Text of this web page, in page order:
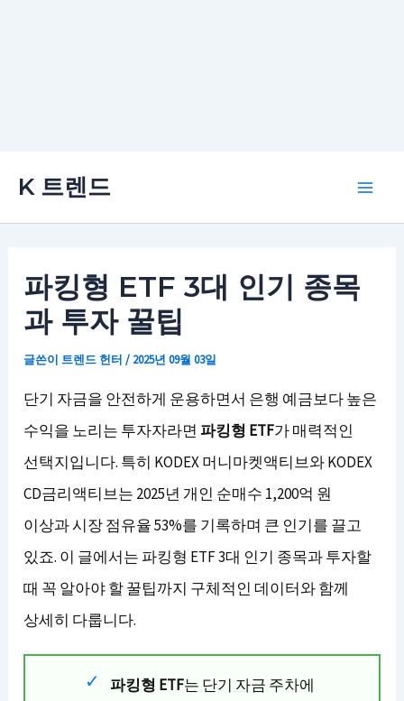
K 트렌드
파킹형 ETF 3대 인기 종목
과 투자 꿀팁
글쓴이 트렌드 헌터/ 2025년 09월 03일
단기 자금을 안전하게 운용하면서 은행 예금보다 높은
수익을 노리는 투자자라면 파킹형 ETF가 매력적인
선택지입니다. 특히 KODEX 머니마켓액티브와 KODEX
CD금리액티브는 2025년 개인 순매수 1,200억 원
이상과 시장 점유율 53%를 기록하며 큰 인기를 끌고
있죠. 이 글에서는 파킹형 ETF 3대 인기 종목과 투자할
때 꼭 알아야 할 꿀팁까지 구체적인 데이터와 함께
상세히 다룹니다.
파킹형 ETF는 단기 자금 주차에